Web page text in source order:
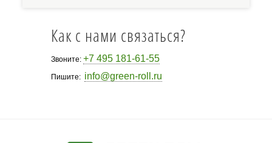
Как с нами связаться?
Звоните: +7 495 181-61-55
Пишите: info@green-roll.ru